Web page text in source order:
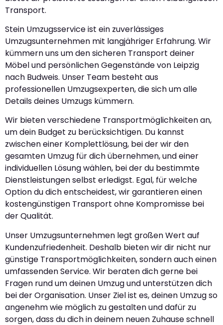
Transport.
Stein Umzugsservice ist ein zuverlässiges
Umzugsunternehmen mit langjähriger Erfahrung. Wir
kümmern uns um den sicheren Transport deiner
Möbel und persönlichen Gegenstände von Leipzig
nach Budweis. Unser Team besteht aus
professionellen Umzugsexperten, die sich um alle
Details deines Umzugs kümmern.
Wir bieten verschiedene Transportmöglichkeiten an,
um dein Budget zu berücksichtigen. Du kannst
zwischen einer Komplettlösung, bei der wir den
gesamten Umzug für dich übernehmen, und einer
individuellen Lösung wählen, bei der du bestimmte
Dienstleistungen selbst erledigst. Egal, für welche
Option du dich entscheidest, wir garantieren einen
kostengünstigen Transport ohne Kompromisse bei
der Qualität.
Unser Umzugsunternehmen legt großen Wert auf
Kundenzufriedenheit. Deshalb bieten wir dir nicht nur
günstige Transportmöglichkeiten, sondern auch einen
umfassenden Service. Wir beraten dich gerne bei
Fragen rund um deinen Umzug und unterstützen dich
bei der Organisation. Unser Ziel ist es, deinen Umzug so
angenehm wie möglich zu gestalten und dafür zu
sorgen, dass du dich in deinem neuen Zuhause schnell